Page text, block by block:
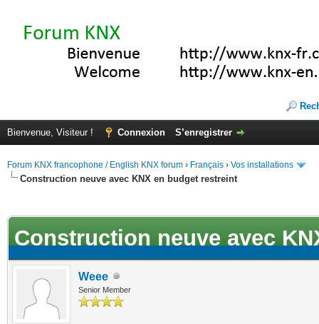
Bienvenue, Visiteur ! Connexion S’enregistrer
Forum KNX francophone / English KNX forum › Français › Vos installations
Construction neuve avec KNX en budget restreint
Construction neuve avec
Weee
Senior Member